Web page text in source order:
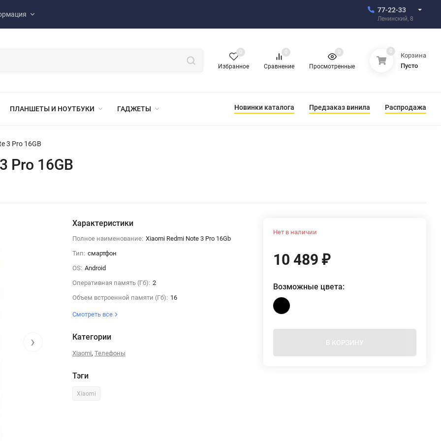
77-22-33
Ленинский, 8
Избранное
0
Сравнение
0
Просмотренные
0 0
Корзина
Пусто
ПЛАНШЕТЫ И НОУТБУКИ ГАДЖЕТЫ Новинки каталога Предзаказ винила Распродажа
3 Pro 16GB
Pro 16GB
›
Характеристики
Полное наименование: Xiaomi Redmi Note 3 Pro 16Gb
Тип: смартфон
OS: Android
Оперативная память (Гб): 2
Объем встроенной памяти (Гб): 16
Смотреть все
Категории
Xiaomi, Телефоны
Тэги
Xiaomi
Нет в наличии
10 489₽
Возможные цвета:
В КОРЗИНУ